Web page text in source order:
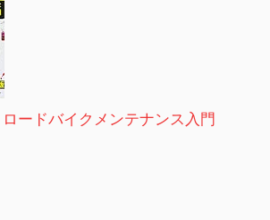
ードバイクメンテナンス入門